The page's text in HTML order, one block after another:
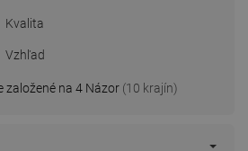
založené na 4 Názor (10 krajín)
Kvalita
Vzhľad